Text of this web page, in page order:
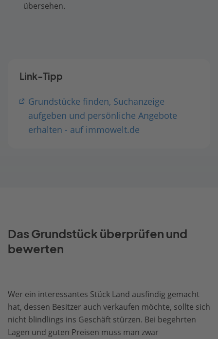
übersehen.
Link-Tipp
Grundstücke finden, Suchanzeige
aufgeben und persönliche Angebote
erhalten - auf immowelt.de
Das Grundstück überprüfen und
bewerten
Wer ein interessantes Stück Land ausfindig gemacht
hat, dessen Besitzer auch verkaufen möchte, sollte sich
nicht blindlings ins Geschäft stürzen. Bei begehrten
Lagen und guten Preisen muss man zwar